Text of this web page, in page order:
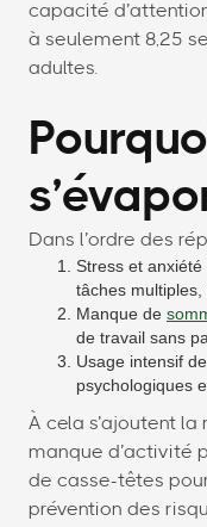
capacité
à seulement 8,25
adultes.
Dans l’ordre des
Stress et
tâches
Manque de
de travail sans
Usage intensif
psychologiques
À cela s’ajoutent
manque d’activité
de casse-têtes
prévention des